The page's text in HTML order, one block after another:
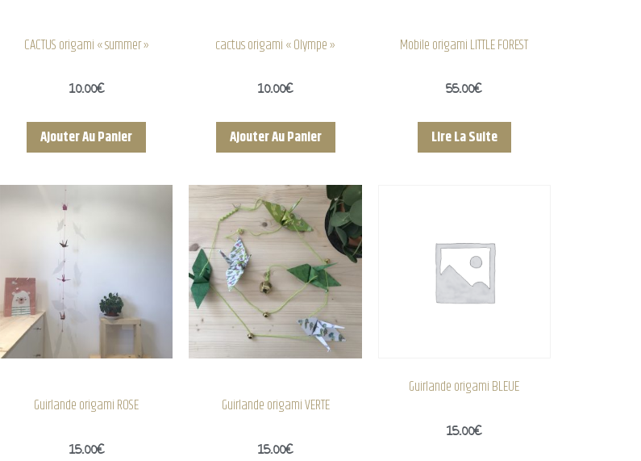
CACTUS origami « summer »
10.00€
Ajouter Au Panier
cactus origami « Olympe »
10.00€
Ajouter Au Panier
Mobile origami LITTLE FOREST
55.00€
Lire La Suite
Guirlande origami ROSE
15.00€
Guirlande origami VERTE
15.00€
Guirlande origami BLEUE
15.00€